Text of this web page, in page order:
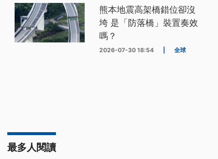
熊本地震高架橋錯位卻沒
垮 是「防落橋」裝置奏效
嗎？
2026-07-30 18:54 全球
最多人閱讀